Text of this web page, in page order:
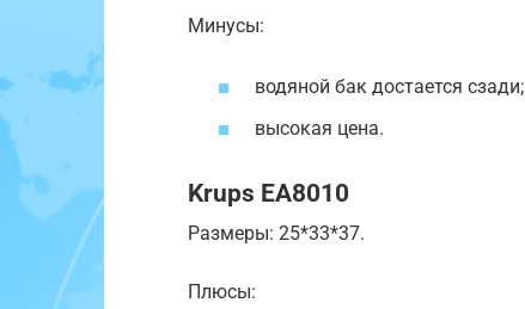
Минусы:
водяной бак достается сзади;
высокая цена.
Krups EA8010
Размеры: 25*33*37.
Плюсы: